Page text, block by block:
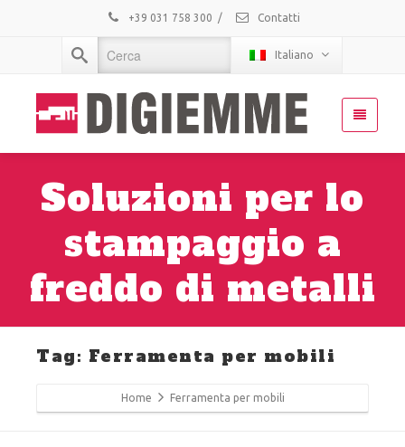
+39 031 758 300 / Contatti
Italiano
Soluzioni per lo
stampaggio a
freddo di metalli
Tag: Ferramenta per mobili
Home Ferramenta per mobili